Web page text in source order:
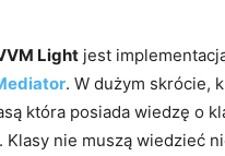
Light jest
. W dużym skrócie,
która posiada wiedzę o
Klasy nie muszą wiedzieć